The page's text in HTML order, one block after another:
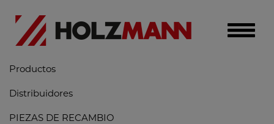
Toggle
Productos
Distribuidores
PIEZAS DE RECAMBIO